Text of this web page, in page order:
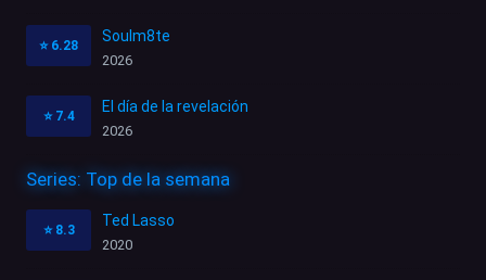
⭐ 6.28
Soulm8te
2026
⭐ 7.4
El día de la revelación
2026
Series: Top de la semana
⭐ 8.3
Ted Lasso
2020